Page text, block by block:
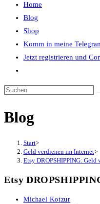
Home
Blog
Shop
Komm in meine
Jetzt registrieren und
umschalten
Diese
durchsuchen
Blog
Start>
Geld verdienen im Internet>
Etsy DROPSHIPPING:
Etsy
Beitrags-
Michael Kotzur